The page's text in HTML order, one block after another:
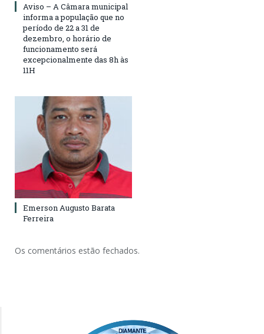
Aviso – A Câmara municipal
informa a população que no
período de 22 a 31 de
dezembro, o horário de
funcionamento será
excepcionalmente das 8h às
11H
Emerson Augusto Barata
Ferreira
Os comentários estão fechados.